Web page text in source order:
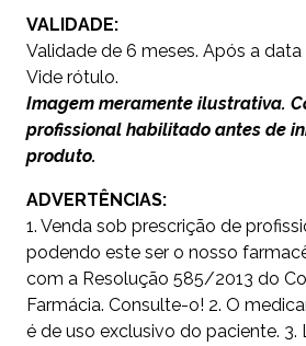
VALIDADE:
Validade de 6 meses. Após a
Vide rótulo.
Imagem meramente ilustrativa.
profissional habilitado antes de
produto.
ADVERTÊNCIAS:
1. Venda sob prescrição de
podendo este ser o nosso
com a Resolução 585/2013 do
Farmácia. Consulte-o! 2. O
é de uso exclusivo do paciente. 3.